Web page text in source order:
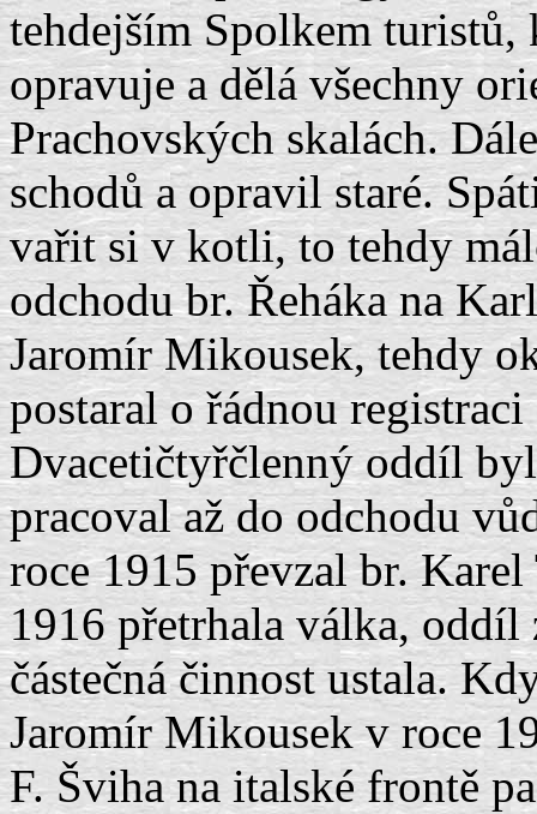
tehdejším Spolkem
opravuje a dělá všechny
Prachovských skalách.
schodů a opravil staré.
vařit si v kotli, to tehdy
odchodu br. Řeháka na
Jaromír Mikousek, tehdy
postaral o řádnou
Dvacetičtyřčlenný oddíl
pracoval až do odchodu
roce 1915 převzal br.
1916 přetrhala válka, oddíl
částečná činnost ustala.
Jaromír Mikousek v roce
F. Šviha na italské frontě